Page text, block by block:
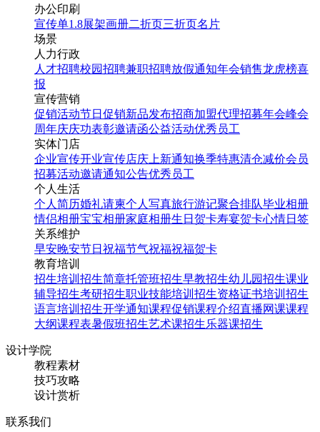
办公印刷
宣传单1.8展架画册二折页三折页名片
场景
人力行政
人才招聘校园招聘兼职招聘放假通知年会销售龙虎榜喜
报
宣传营销
促销活动节日促销新品发布招商加盟代理招募年会峰会
周年庆庆功表彰邀请函公益活动优秀员工
实体门店
企业宣传开业宣传店庆 上新通知换季特惠清仓减价会员
招募活动邀请通知公告优秀员工
个人生活
个人简历婚礼请柬个人写真旅行游记聚合排队毕业相册
情侣相册宝宝相册家庭相册生日贺卡寿宴贺卡心情日签
关系维护
早安晚安节日祝福节气祝福祝福贺卡
教育培训
招生培训 招生简章托管班招生早教招生幼儿园招生课业
辅导招生考研招生职业技能培训招生资格证书培训招生
语言培训招生开学通知课程促销课程介绍直播网课课程
大纲课程表暑假班招生艺术课招生乐器课招生
设计学院
教程素材
技巧攻略
设计赏析
联系我们